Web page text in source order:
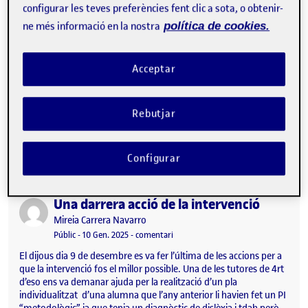
Quarta entrada. Ens trobem a 19, 20 i 21 de novembre, i recollint
els objectius que es tenien establerts en aquestes pràctiques:…
Publicat perUna darrera acció de la intervenció
Publicat per
Mireia Carrera Navarro
Visibilitat:
Públic-Data de publicació
10 Gen. 2025-comentariel Una darrera acció de la intervenció
El dijous dia 9 de desembre es va fer l’última de les accions per a
que la intervenció fos el millor possible. Una de les tutores de 4rt
d’eso ens va demanar ajuda per la realització d’un pla
individualitzat d’una alumna que l’any anterior li havien fet un PI
configurar les teves preferències fent clic a sota, o obtenir-
ne més informació en la nostra política de cookies.
Rebutjar
Acceptar
Configurar